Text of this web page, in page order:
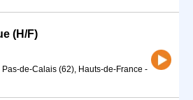
(H/F)
de-Calais (62), Hauts-de-France -